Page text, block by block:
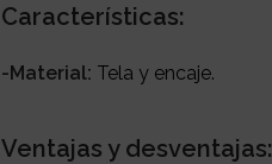
Características:
-Material: Tela y encaje.
Ventajas y desventajas: